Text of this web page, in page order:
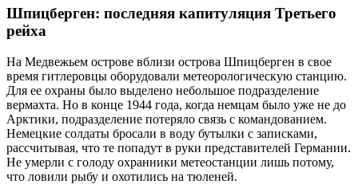
Шпицберген: последняя капитуляция Третьего
рейха
На Медвежьем острове вблизи острова Шпицберген в свое
время гитлеровцы оборудовали метеорологическую станцию.
Для ее охраны было выделено небольшое подразделение
вермахта. Но в конце 1944 года, когда немцам было уже не до
Арктики, подразделение потеряло связь с командованием.
Немецкие солдаты бросали в воду бутылки с записками,
рассчитывая, что те попадут в руки представителей Германии.
Не умерли с голоду охранники метеостанции лишь потому,
что ловили рыбу и охотились на тюленей.